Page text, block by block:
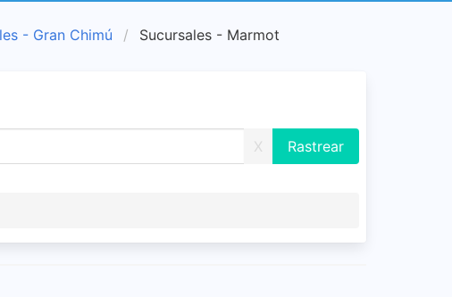
- Gran Chimú Sucursales - Marmot
X